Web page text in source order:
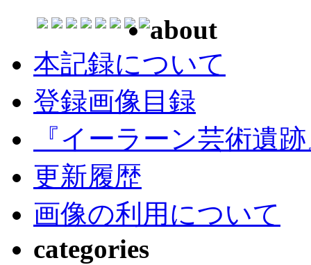
about
本記録について
登録画像目録
『イーラーン芸術遺
更新履歴
画像の利用について
categories